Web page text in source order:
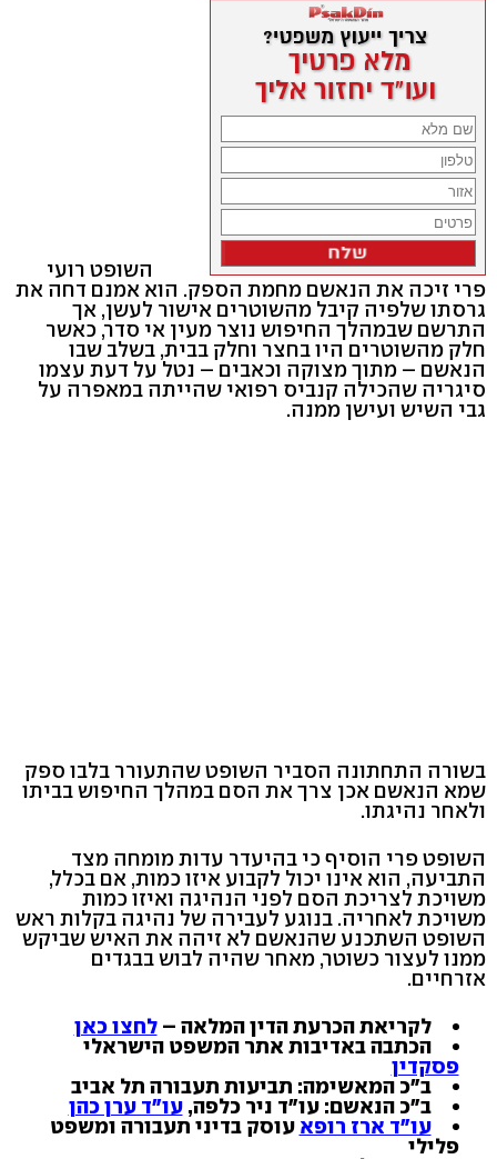
השופט רועי
פרי זיכה את הנאשם מחמת הספק. הוא אמנם דחה את
גרסתו שלפיה קיבל מהשוטרים אישור לעשן, אך
התרשם שבמהלך החיפוש נוצר מעין אי סדר, כאשר
חלק מהשוטרים היו בחצר וחלק בבית, בשלב שבו
הנאשם – מתוך מצוקה וכאבים – נטל על דעת עצמו
סיגריה שהכילה קנביס רפואי שהייתה במאפרה על
גבי השיש ועישן ממנה.
בשורה התחתונה הסביר השופט שהתעורר בלבו ספק
שמא הנאשם אכן צרך את הסם במהלך החיפוש בביתו
ולאחר נהיגתו.
השופט פרי הוסיף כי בהיעדר עדות מומחה מצד
התביעה, הוא אינו יכול לקבוע איזו כמות, אם בכלל,
משויכת לצריכת הסם לפני הנהיגה ואיזו כמות
משויכת לאחריה. בנוגע לעבירה של נהיגה בקלות ראש
השופט השתכנע שהנאשם לא זיהה את האיש שביקש
ממנו לעצור כשוטר, מאחר שהיה לבוש בבגדים
אזרחיים.
לקריאת הכרעת הדין המלאה –לחצו כאן
הכתבה באדיבות אתר המשפט הישראלי
פסקדין
ב"כ המאשימה: תביעות תעבורה תל אביב
ב"כ הנאשם: עו"ד ניר כלפה,עו"ד ערן כהן
עו"ד ארז רופא עוסק בדיני תעבורה ומשפט
פלילי